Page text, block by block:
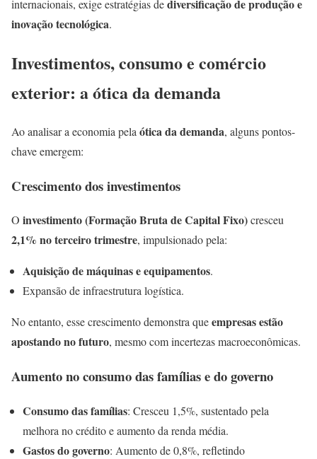
internacionais, exige estratégias dediversificação de produção e
inovação tecnológica.
Investimentos, consumo e comércio
exterior: a ótica da demanda
Ao analisar a economia pela ótica da demanda, alguns pontos-
chave emergem:
Crescimento dos investimentos
O investimento (Formação Bruta de Capital Fixo)cresceu
2,1% no terceiro trimestre, impulsionado pela:
Aquisição de máquinas e equipamentos.
Expansão de infraestrutura logística.
No entanto, esse crescimento demonstra queempresas estão
apostando no futuro, mesmo com incertezas macroeconômicas.
Aumento no consumo das famílias e do governo
Consumo das famílias: Cresceu 1,5%, sustentado pela
melhora no crédito e aumento da renda média.
Gastos do governo: Aumento de 0,8%, refletindo